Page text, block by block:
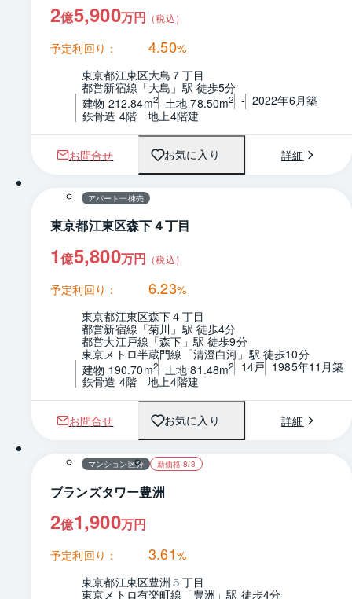
2億5,900万円 （税込）
予定利回り： 4.50%
東京都江東区大島７丁目
都営新宿線「大島」駅 徒歩5分
建物 212.84m2 土地 78.50m2 - 2022年6月築
鉄骨造 4階　地上4階建
お問合せ お気に入り 詳細
1 / 0 間取り
アパート一棟売
東京都江東区森下４丁目
1億5,800万円 （税込）
予定利回り： 6.23%
東京都江東区森下４丁目
都営新宿線「菊川」駅 徒歩4分
都営大江戸線「森下」駅 徒歩9分
東京メトロ半蔵門線「清澄白河」駅 徒歩10分
建物 190.70m2 土地 81.48m2 14戸 1985年11月築
鉄骨造 4階　地上4階建
お問合せ お気に入り 詳細
1 / 0 間取り
マンション区分 新価格 8/3
ブランズタワー豊洲
2億1,900万円
予定利回り： 3.61%
東京都江東区豊洲５丁目
東京メトロ有楽町線「豊洲」駅 徒歩4分